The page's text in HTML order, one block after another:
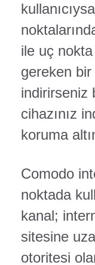
ile uç nokta
gereken bir
indirirseniz
cihazınız
koruma
Comodo
noktada
kanal;
sitesine
otoritesi